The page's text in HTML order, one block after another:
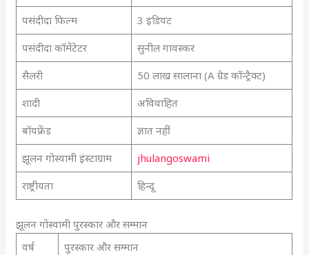
पसंदीदा फिल्म
3 इडियट
पसंदीदा कॉमेंटेटर
सुनील गावस्कर
सैलरी
50 लाख सालाना (A ग्रेड कॉन्ट्रैक्ट)
शादी
अविवाहित
बॉयफ्रेंड
ज्ञात नहीं
झूलन गोस्वामी इंस्टाग्राम
jhulangoswami
राष्ट्रीयता
हिन्दू
झूलन गोस्वामी पुरस्कार और सम्मान
वर्ष
पुरस्कार और सम्मान